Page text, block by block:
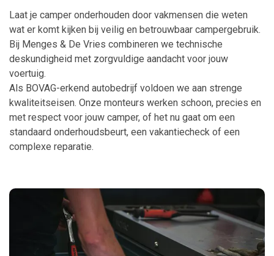
Laat je camper onderhouden door vakmensen die weten
wat er komt kijken bij veilig en betrouwbaar campergebruik.
Bij Menges & De Vries combineren we technische
deskundigheid met zorgvuldige aandacht voor jouw
voertuig.
Als BOVAG-erkend autobedrijf voldoen we aan strenge
kwaliteitseisen. Onze monteurs werken schoon, precies en
met respect voor jouw camper, of het nu gaat om een
standaard onderhoudsbeurt, een vakantiecheck of een
complexe reparatie.